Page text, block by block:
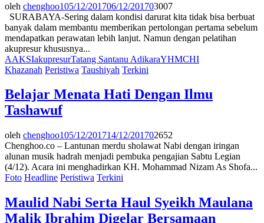
oleh chenghoo105/12/201706/12/201703007
SURABAYA-Sering dalam kondisi darurat kita tidak bisa berbuat
banyak dalam membantu memberikan pertolongan pertama sebelum
mendapatkan perawatan lebih lanjut. Namun dengan pelatihan
akupresur khususnya...
AAKSIakupresurTatang Santanu AdikaraYHMCHI
Khazanah Peristiwa Taushiyah Terkini
Belajar Menata Hati Dengan Ilmu
Tashawuf
oleh chenghoo105/12/201714/12/201702652
Chenghoo.co – Lantunan merdu sholawat Nabi dengan iringan
alunan musik hadrah menjadi pembuka pengajian Sabtu Legian
(4/12). Acara ini menghadirkan KH. Mohammad Nizam As Shofa...
Foto Headline Peristiwa Terkini
Maulid Nabi Serta Haul Syeikh Maulana
Malik Ibrahim Digelar Bersamaan